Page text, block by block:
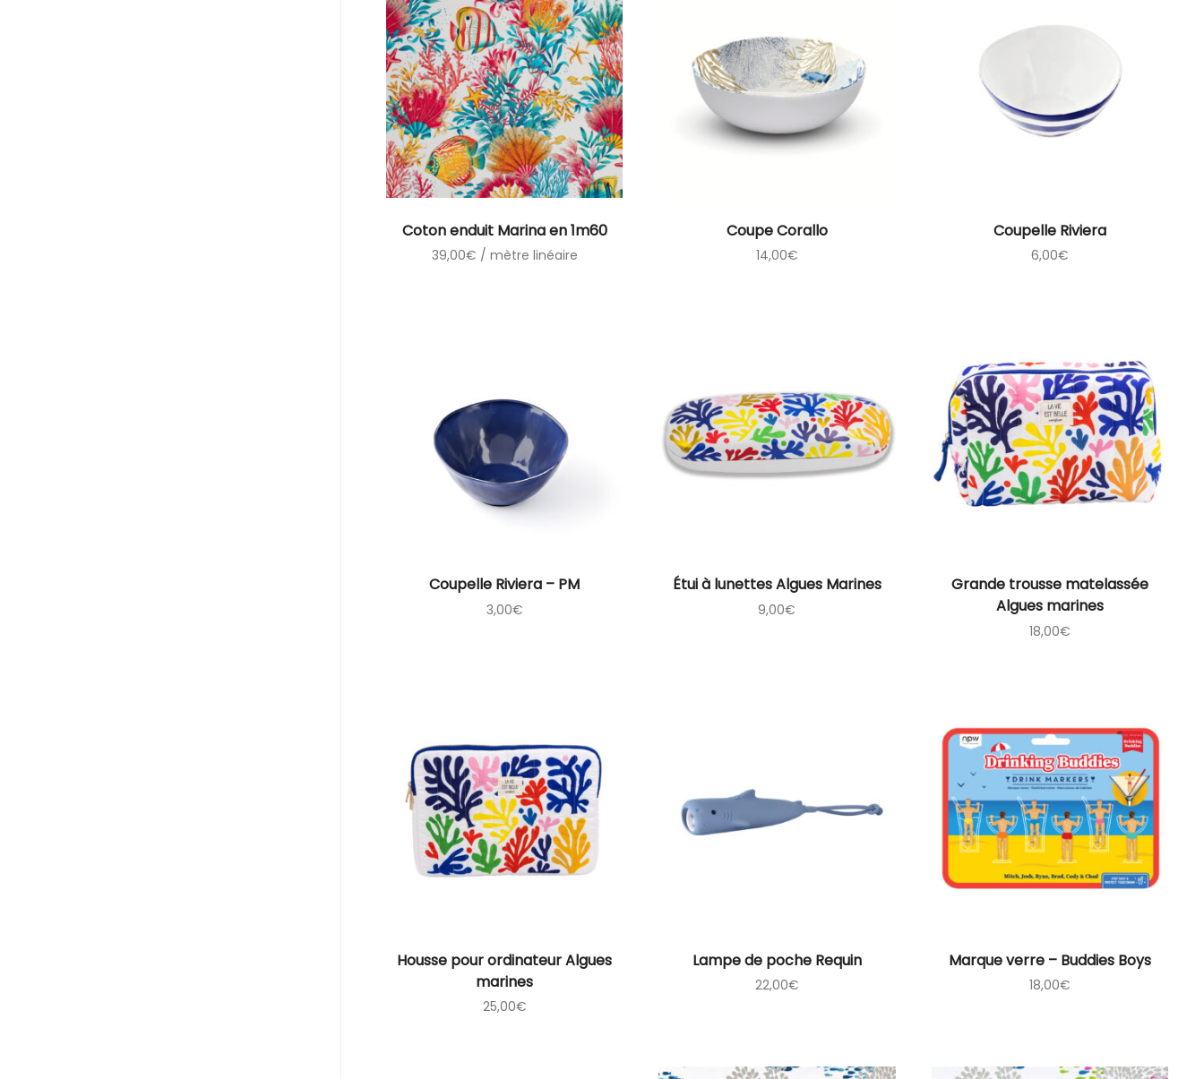
Coton enduit Marina en 1m60
39,00€ / mètre linéaire
Coupe Corallo
14,00€
Coupelle Riviera
6,00€
Coupelle Riviera – PM
3,00€
Étui à lunettes Algues Marines
9,00€
Grande trousse matelassée
Algues marines
18,00€
Housse pour ordinateur Algues
marines
25,00€
Lampe de poche Requin
22,00€
Marque verre – Buddies Boys
18,00€